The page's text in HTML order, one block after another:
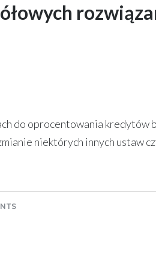
do oprocentowania kredytów
niektórych innych ustaw